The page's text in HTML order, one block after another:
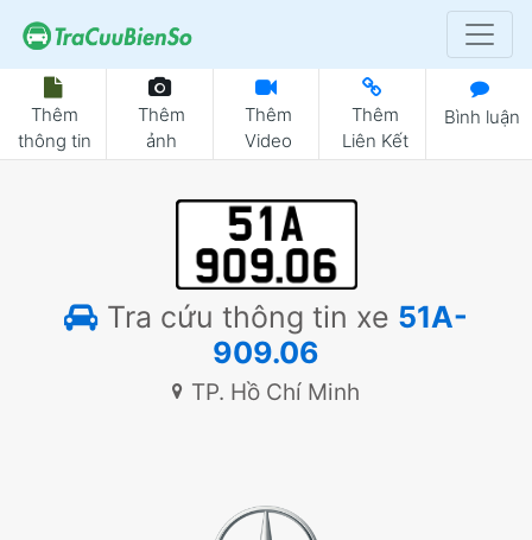
Thêm
thông tin
Thêm
ảnh
Thêm
Video
Thêm
Liên Kết
Bình luận
Tra cứu thông tin xe 51A-
909.06
TP. Hồ Chí Minh